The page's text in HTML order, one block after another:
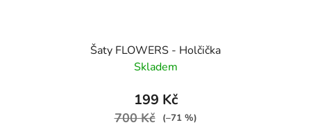
Šaty FLOWERS - Holčička
Skladem
199 Kč
700 Kč (–71 %)